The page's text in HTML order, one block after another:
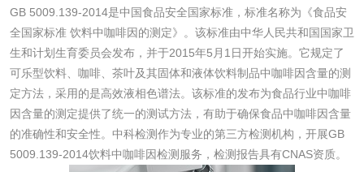
GB 5009.139-2014是中国食品安全国家标准，标准名称为《食品安
全国家标准 饮料中咖啡因的测定》。该标准由中华人民共和国国家卫
生和计划生育委员会发布，并于2015年5月1日开始实施。它规定了
可乐型饮料、咖啡、茶叶及其固体和液体饮料制品中咖啡因含量的测
定方法，采用的是高效液相色谱法。该标准的发布为食品行业中咖啡
因含量的测定提供了统一的测试方法，有助于确保食品中咖啡因含量
的准确性和安全性。中科检测作为专业的第三方检测机构，开展GB
5009.139-2014饮料中咖啡因检测服务，检测报告具有CNAS资质。
光触媒检测
消毒产品
成分分析配方研发 驱蚊检测